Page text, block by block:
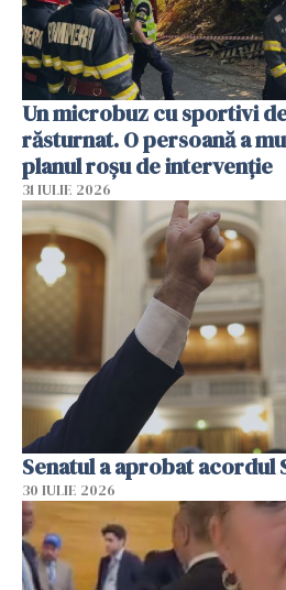
Un microbuz cu sportivi
răsturnat. O persoană a
planul roșu de intervenție
31 IULIE 2026
Senatul a aprobat acordul
30 IULIE 2026